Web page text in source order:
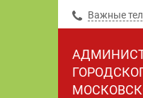
Важные